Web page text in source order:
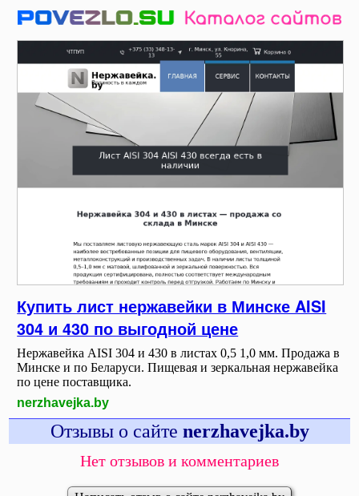
Купить лист нержавейки в Минске AISI
304 и 430 по выгодной цене
Нержавейка AISI 304 и 430 в листах 0,5 1,0 мм. Продажа в
Минске и по Беларуси. Пищевая и зеркальная нержавейка
по цене поставщика.
nerzhavejka.by
Отзывы о сайте nerzhavejka.by
Нет отзывов и комментариев